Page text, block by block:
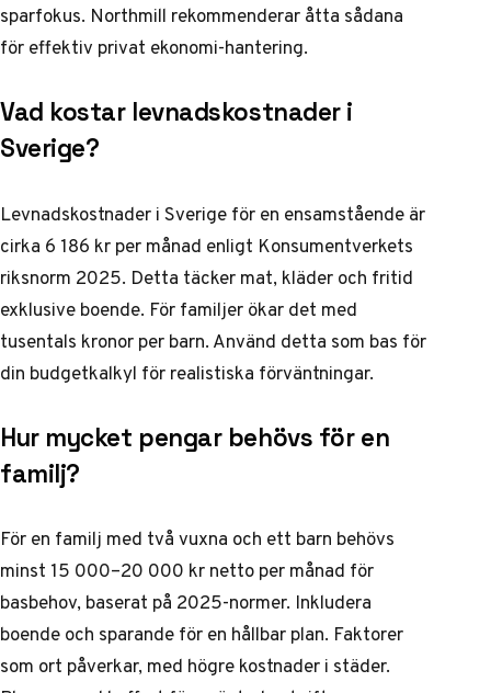
sparfokus. Northmill rekommenderar åtta sådana
för effektiv privat ekonomi-hantering.
Vad kostar levnadskostnader i
Sverige?
Levnadskostnader i Sverige för en ensamstående är
cirka 6 186 kr per månad enligt Konsumentverkets
riksnorm 2025. Detta täcker mat, kläder och fritid
exklusive boende. För familjer ökar det med
tusentals kronor per barn. Använd detta som bas för
din budgetkalkyl för realistiska förväntningar.
Hur mycket pengar behövs för en
familj?
För en familj med två vuxna och ett barn behövs
minst 15 000–20 000 kr netto per månad för
basbehov, baserat på 2025-normer. Inkludera
boende och sparande för en hållbar plan. Faktorer
som ort påverkar, med högre kostnader i städer.